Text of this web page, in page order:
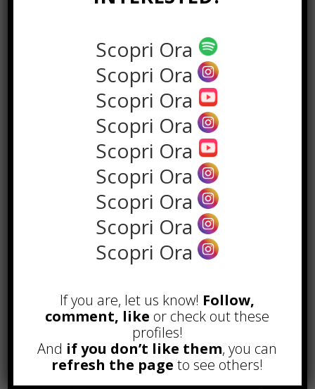
POPOLARI
Alcuni trucchi per avere un blog di
Comprare visite YouTube: i 5
vantaggi TOP!
Novembre 2nd, 2017
Parcheggiare low-cost a Torino
Scopri Ora
Scopri Ora
Scopri Ora
Scopri Ora
Scopri Ora
Scopri Ora
Scopri Ora
Scopri Ora
Scopri Ora
If you are, let us know! Follow,
comment, like or check out these
profiles!
And if you don’t like them, you can
refresh the page to see others!